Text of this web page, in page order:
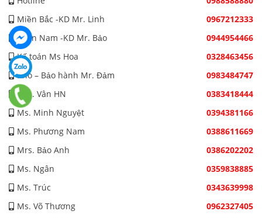
Miền Bắc -KD Mr. Linh
0967212333
Miền Nam -KD Mr. Bảo
0944954466
Kế toán Ms Hoa
0328463456
Kho – Bảo hành Mr. Đảm
0983484747
Mrs. Vân HN
0383418444
Ms. Minh Nguyệt
0394381166
Ms. Phương Nam
0388611669
Mrs. Bảo Anh
0386202202
Ms. Ngân
0359838885
Ms. Trúc
0343639998
Ms. Võ Thương
0962327405